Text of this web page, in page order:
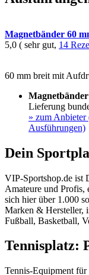
Magnetbänder 60
5,0 ( sehr gut, 14
60 mm breit mit
Lieferung
» zum Anbieter
Ausführungen)
Dein
VIP-Sportshop.de ist
Amateure und Profis,
sich hier über 1.000
Marken & Hersteller,
Fußball, Basketball,
Tennisplatz:
Tennis-Equipment